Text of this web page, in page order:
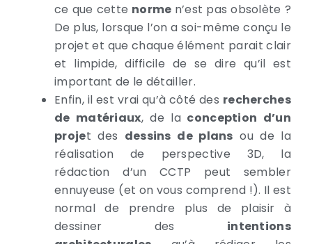
ce que cette norme n’est pas obsolète ?
De plus, lorsque l’on a soi-même conçu le
projet et que chaque élément parait clair
et limpide, difficile de se dire qu’il est
important de le détailler.
Enfin, il est vrai qu’à côté des recherches
de matériaux, de la conception d’un
projet des dessins de plans ou de la
réalisation de perspective 3D, la
rédaction d’un CCTP peut sembler
ennuyeuse (et on vous comprend !). Il est
normal de prendre plus de plaisir à
dessiner des intentions